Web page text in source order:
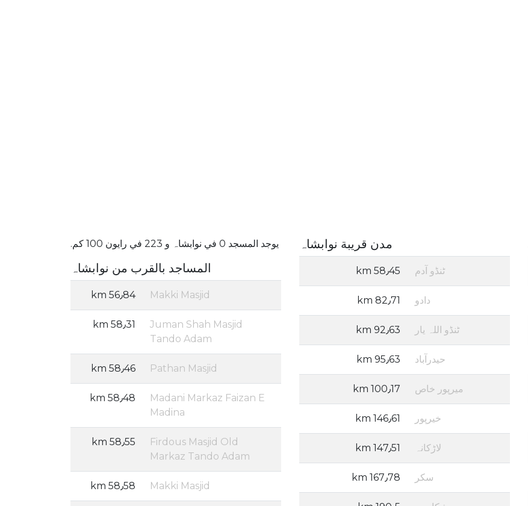
مدن قريبة نوابشاہ
ٹنڈو آدم 58٫45 km
دادو 82٫71 km
ٹنڈو اللہ یار 92٫63 km
حيدرآباد 95٫63 km
میرپور خاص 100٫17 km
خيرپور 146٫61 km
لاڑکانہ 147٫51 km
سکر 167٫78 km
يوجد المسجد 0 في نوابشاہ و 223 في رايون 100 كم.
المساجد بالقرب من نوابشاہ
Makki Masjid 56٫84 km
Juman Shah Masjid
Tando Adam
58٫31 km
Pathan Masjid 58٫46 km
Madani Markaz Faizan E
Madina
58٫48 km
Firdous Masjid Old
Markaz Tando Adam
58٫55 km
Makki Masjid 58٫58 km